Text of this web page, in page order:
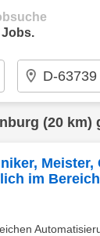
Jobs.
(20 km)
im